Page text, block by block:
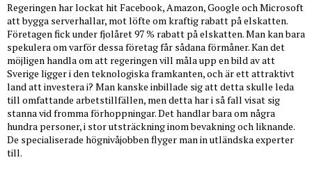
Regeringen har lockat hit Facebook, Amazon, Google och Microsoft
att bygga serverhallar, mot löfte om kraftig rabatt på elskatten.
Företagen fick under fjolåret 97 % rabatt på elskatten. Man kan bara
spekulera om varför dessa företag får sådana förmåner. Kan det
möjligen handla om att regeringen vill måla upp en bild av att
Sverige ligger i den teknologiska framkanten, och är ett attraktivt
land att investera i? Man kanske inbillade sig att detta skulle leda
till omfattande arbetstillfällen, men detta har i så fall visat sig
stanna vid fromma förhoppningar. Det handlar bara om några
hundra personer, i stor utsträckning inom bevakning och liknande.
De specialiserade högnivåjobben flyger man in utländska experter
till.